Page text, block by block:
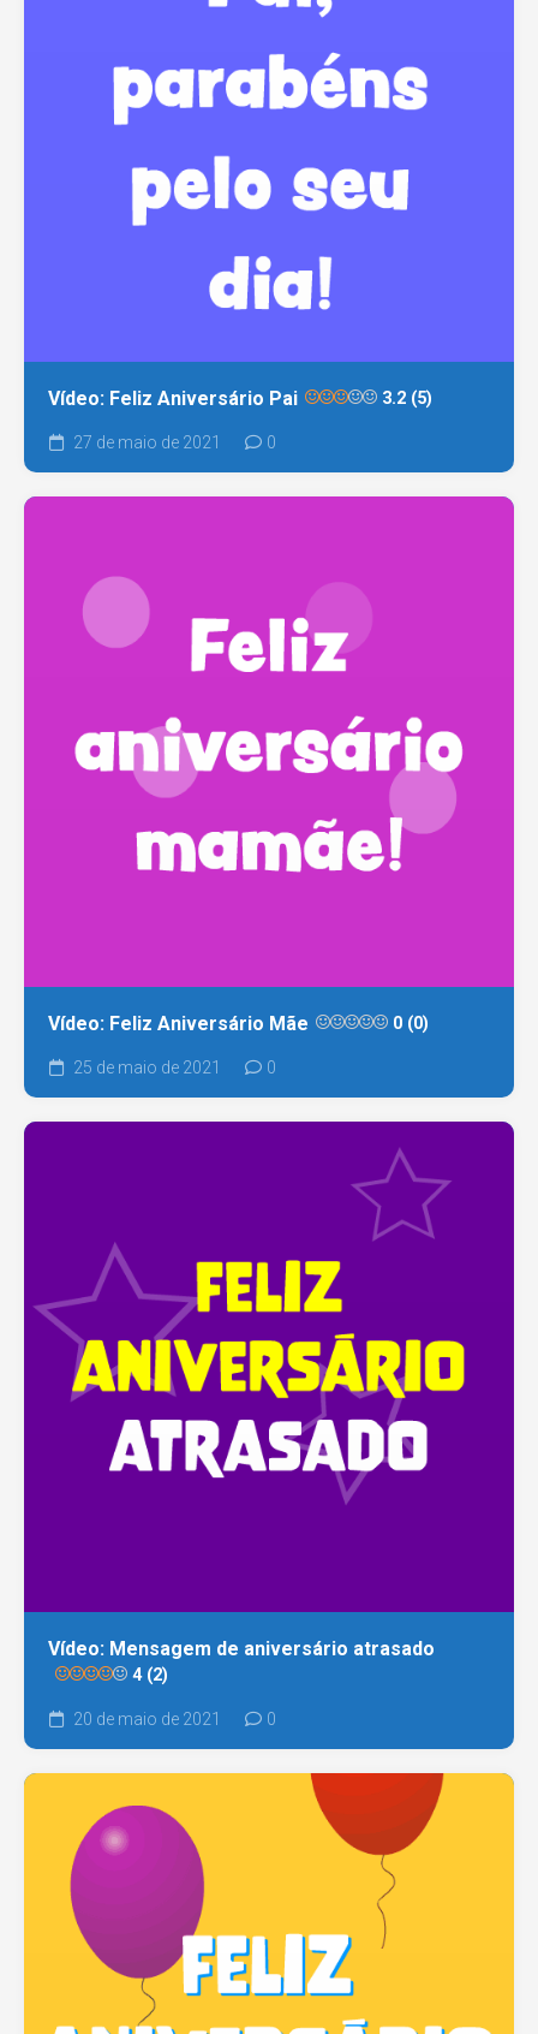
Vídeo: Feliz Aniversário Pai 3.2 (5)
27 de maio de 2021 0
Vídeo: Feliz Aniversário Mãe 0 (0)
25 de maio de 2021 0
Vídeo: Mensagem de aniversário atrasado
4 (2)
20 de maio de 2021 0